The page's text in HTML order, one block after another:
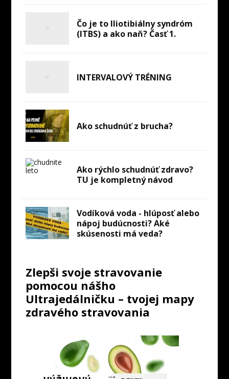
Čo je to Iliotibiálny syndróm
(ITBS) a ako naň? Časť 1.
INTERVALOVÝ TRÉNING
Ako schudnúť z brucha?
Ako rýchlo schudnúť zdravo?
TU je kompletný návod
Vodíková voda - hlúposť alebo
nápoj budúcnosti? Aké
skúsenosti má veda?
Zlepši svoje stravovanie
pomocou nášho
Ultrajedálničku – tvojej mapy
zdravého stravovania